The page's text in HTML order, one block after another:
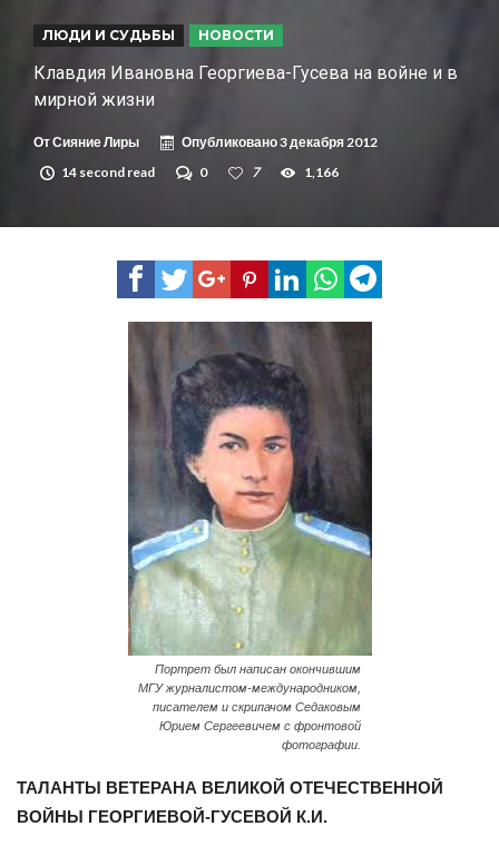
ЛЮДИ И СУДЬБЫ НОВОСТИ
Клавдия Ивановна Георгиева-Гусева на войне и в
мирной жизни
ОтСияние Лиры Опубликовано3 декабря 2012
14 second read
0 7 1,166
Портрет был написан окончившим
МГУ журналистом-международником,
писателем и скрипачом Седаковым
Юрием Сергеевичем с фронтовой
фотографии.
ТАЛАНТЫ ВЕТЕРАНА ВЕЛИКОЙ ОТЕЧЕСТВЕННОЙ
ВОЙНЫ ГЕОРГИЕВОЙ-ГУСЕВОЙ К.И.